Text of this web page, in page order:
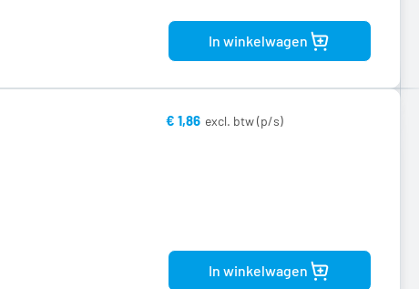
In winkelwagen
€ 1,86
In winkelwagen